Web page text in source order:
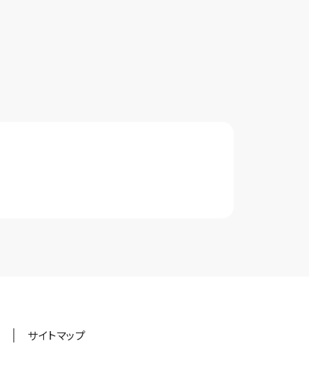
サイトマップ